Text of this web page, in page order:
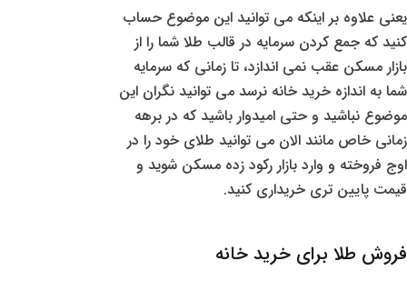
یعنی علاوه بر اینکه می توانید این موضوع حساب
کنید که جمع کردن سرمایه در قالب طلا شما را از
بازار مسکن عقب نمی اندازد، تا زمانی که سرمایه
شما به اندازه خرید خانه نرسد می توانید نگران این
موضوع نباشید و حتی امیدوار باشید که در برهه
زمانی خاص مانند الان می توانید طلای خود را در
اوج فروخته و وارد بازار رکود زده مسکن شوید و
قیمت پایین تری خریداری کنید.
فروش طلا برای خرید خانه